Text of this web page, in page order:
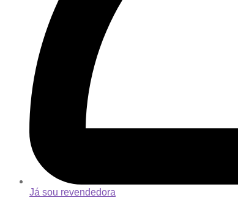
Já sou revendedora